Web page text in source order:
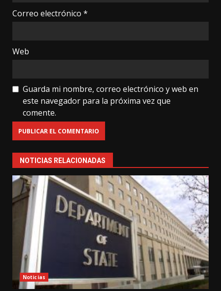
Correo electrónico *
Web
Guarda mi nombre, correo electrónico y web en
este navegador para la próxima vez que
comente.
NOTICIAS RELACIONADAS
Noticias